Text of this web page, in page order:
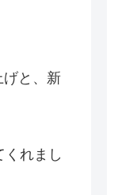
げと、新
れまし